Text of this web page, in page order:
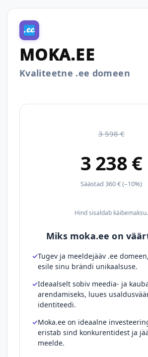
MOKA.EE
Kvaliteetne .ee domeen
3 598 €
3 238 €
Säästad 360 € (–10%)
Hind sisaldab käibemaksu.
Miks moka.ee on
Tugev ja meeldejääv .ee
esile sinu brändi unikaalsuse.
Ideaalselt sobiv meedia- ja
arendamiseks, luues
identiteedi.
Moka.ee on ideaalne
eristab sind konkurentidest ja
meelde.